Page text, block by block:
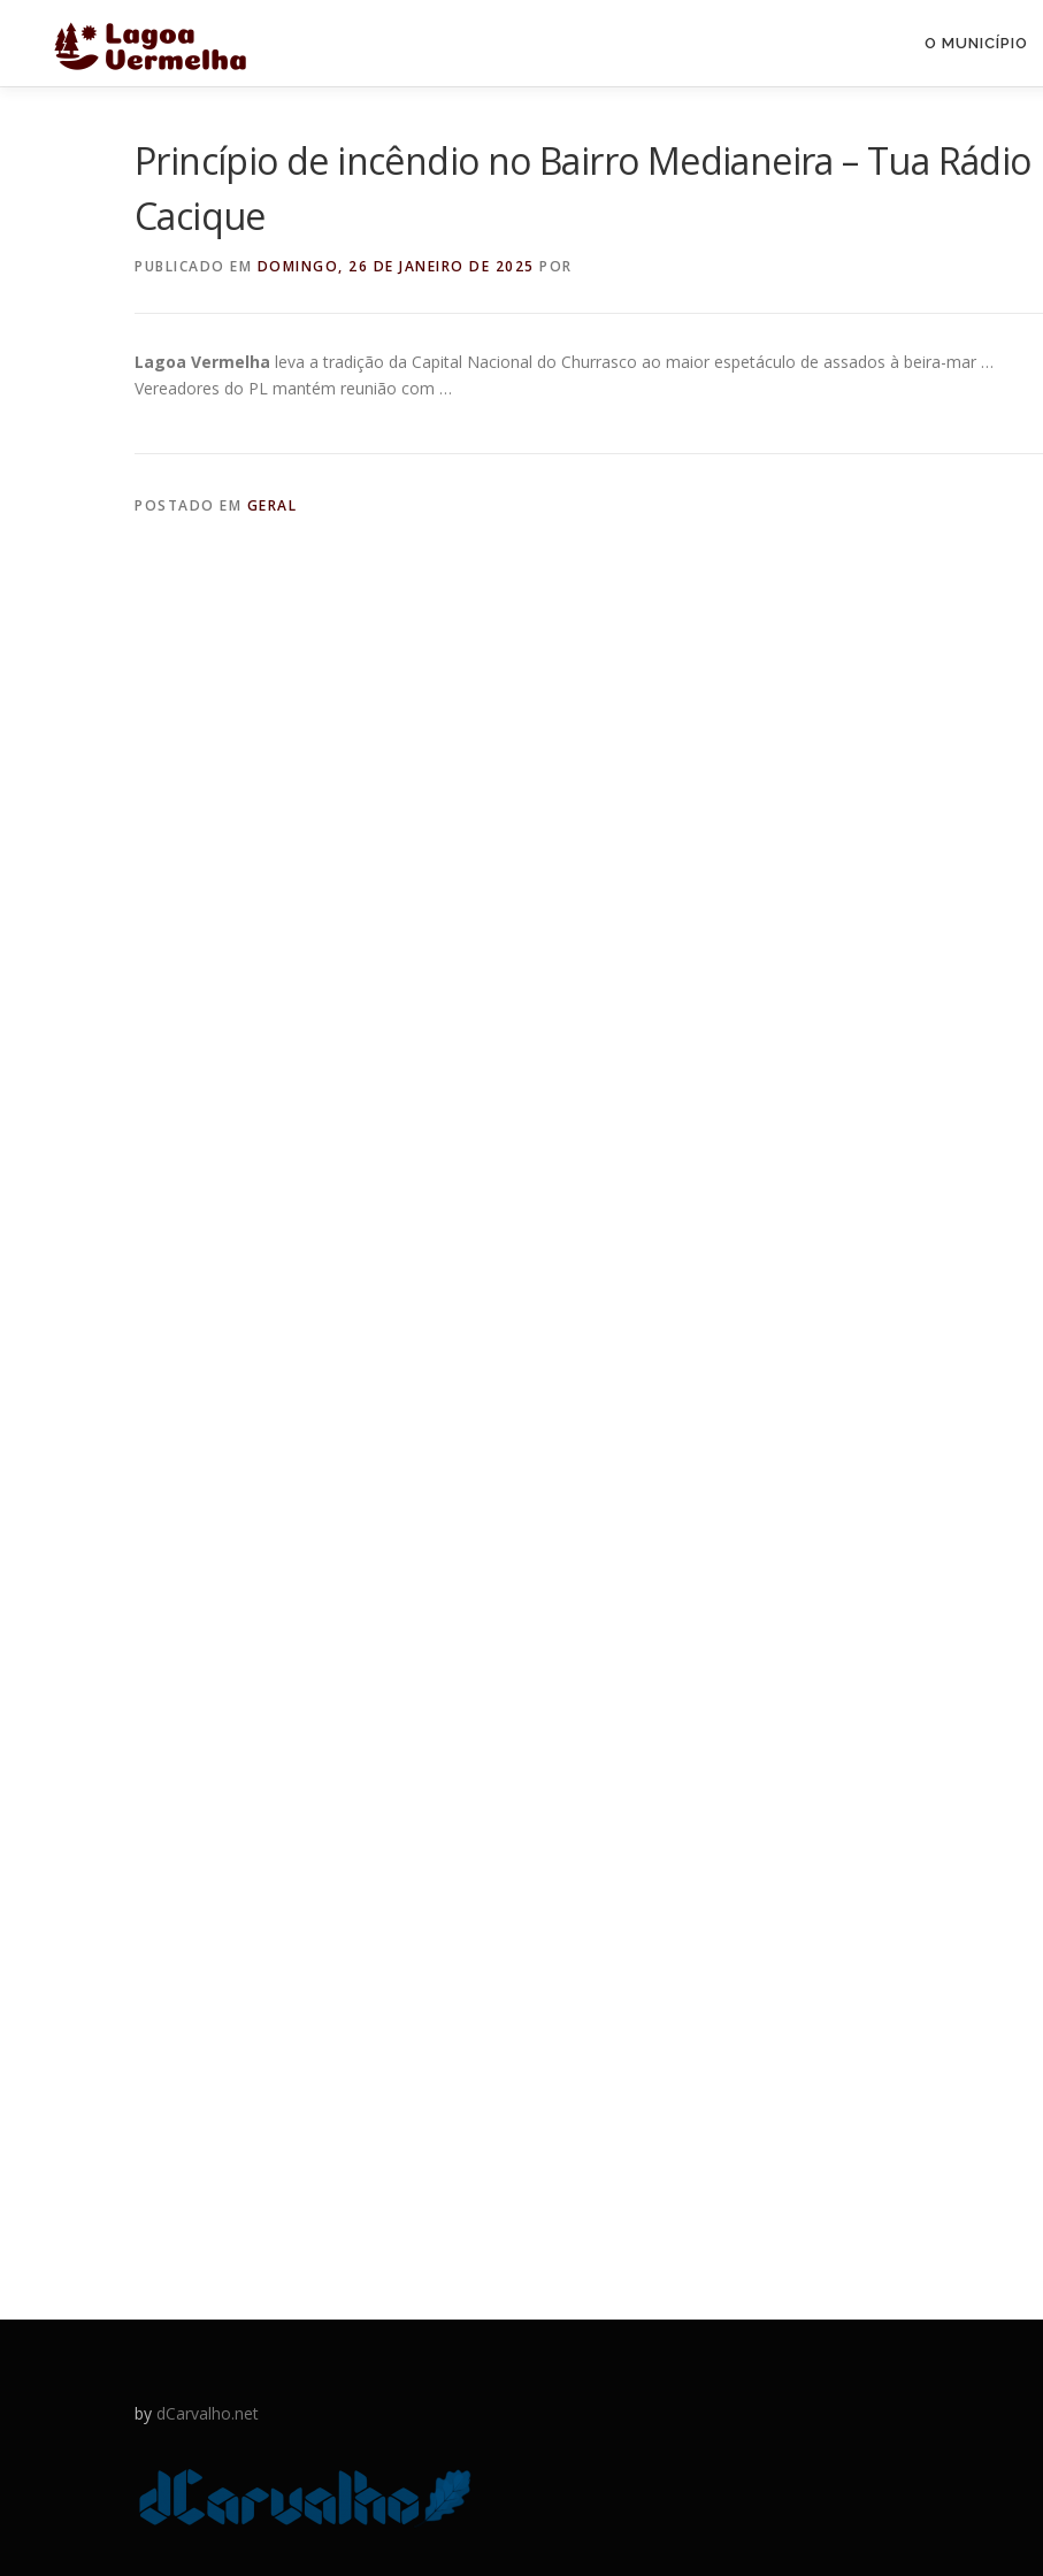
conteúdo
O MUNICÍPIO
Princípio de incêndio no Bairro Medianeira – Tua Rádio
Cacique
PUBLICADO EM DOMINGO, 26 DE JANEIRO DE 2025 POR
Lagoa Vermelha leva a tradição da Capital Nacional do Churrasco ao maior espetáculo de assados à beira-mar …
Vereadores do PL mantém reunião com …
POSTADO EM GERAL
by dCarvalho.net